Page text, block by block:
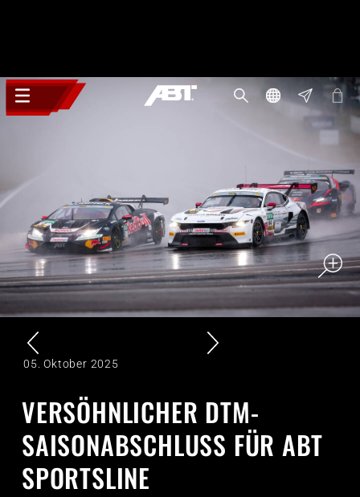
05. Oktober 2025
VERSÖHNLICHER DTM-
SAISONABSCHLUSS FÜR ABT
SPORTSLINE